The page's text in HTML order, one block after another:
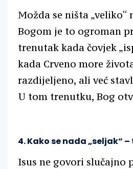
Možda se ništa „veliko“
Bogom je to ogroman
trenutak kada čovjek
kada Crveno more
razdijeljeno, ali već
U tom trenutku, Bog
4. Kako se nada „seljak“
Isus ne govori slučajno